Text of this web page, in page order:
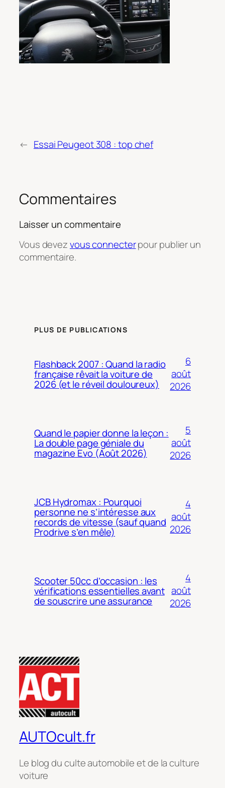
← Essai Peugeot 308 : top chef
Commentaires
Laisser un commentaire
Vous devezvous connecterpour publier un
commentaire.
PLUS DE PUBLICATIONS
Flashback 2007 : Quand la radio
française rêvait la voiture de
2026 (et le réveil douloureux)
6
août
2026
Quand le papier donne la leçon :
La double page géniale du
magazine Evo (Août 2026)
5
août
2026
JCB Hydromax : Pourquoi
personne ne s’intéresse aux
records de vitesse (sauf quand
Prodrive s’en mêle)
4
août
2026
Scooter 50cc d’occasion : les
vérifications essentielles avant
de souscrire une assurance
4
août
2026
AUTOcult.fr
Le blog du culte automobile et de la culture
voiture